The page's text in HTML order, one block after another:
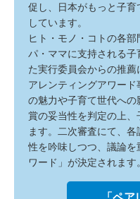
促し、日本がもっと子育
しています。
ヒト・モノ・コトの各
パ・ママに支持される
た実行委員会からの推
アレンティングアワー
の魅力や子育て世代へ
賞の妥当性を判定の上
ます。二次審査にて、
性を吟味しつつ、議論
ワード」が決定されます。